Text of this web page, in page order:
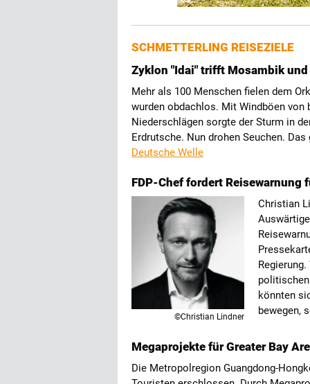
SCHMETTERLING REISEZIELE
Zyklon "Idai" trifft Mosambik und
Mehr als 100 Menschen fielen dem
wurden obdachlos. Mit Windböen von
Niederschlägen sorgte der Sturm in
Erdrutsche. Nun drohen Seuchen.
Deutsche Welle
FDP-Chef fordert Reisewarnung
©Christian Lindner
Christian
könnten
bewegen,
Megaprojekte für Greater Bay
Die Metropolregion Guangdong-